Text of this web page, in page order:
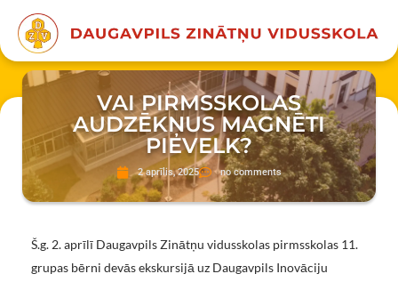
VAI PIRMSSKOLAS
AUDZĒKŅUS MAGNĒTI
PIEVELK?
2 aprīlis, 2025 no comments
Š.g. 2. aprīlī Daugavpils Zinātņu vidusskolas pirmsskolas 11.
grupas bērni devās ekskursijā uz Daugavpils Inovāciju